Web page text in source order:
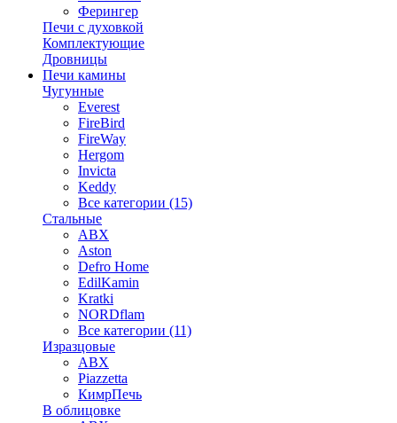
Ферингер
Печи с духовкой
Комплектующие
Дровницы
Печи камины
Чугунные
Everest
FireBird
FireWay
Hergom
Invicta
Keddy
Все категории (15)
Стальные
ABX
Aston
Defro Home
EdilKamin
Kratki
NORDflam
Все категории (11)
Изразцовые
ABX
Piazzetta
КимрПечь
В облицовке